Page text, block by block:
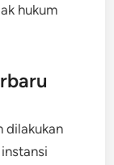
hukum
dilakukan